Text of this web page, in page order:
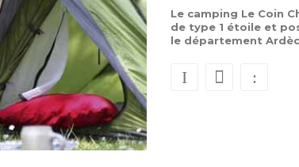
Le camping Le Coin
de type 1 étoile et
le département